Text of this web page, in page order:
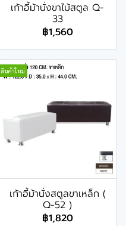
เก้าอี้ม้านั่งขาไม้สตูล Q-
33
฿1,560
สินค้าใหม่
เก้าอี้ม้านั่งสตูลขาเหล็ก (
Q-52 )
฿1,820